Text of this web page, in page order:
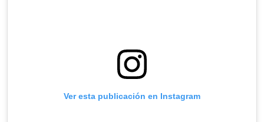
Ver esta publicación en Instagram